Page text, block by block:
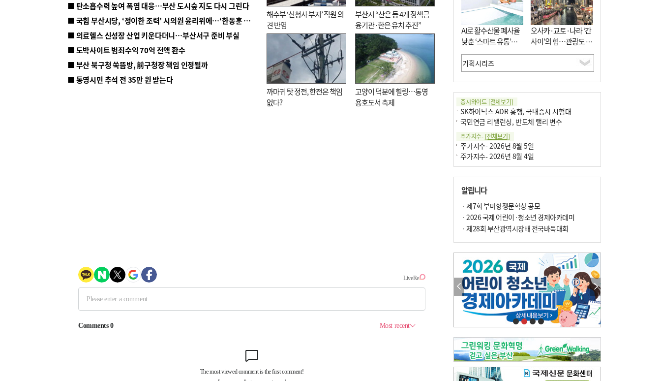
■ 탄소흡수력 높여 폭염 대응…부산 도시숲 지도 다시 그린다
■ 국힘 부산시당, ‘정이한 조력’ 시의원 윤리위에…‘한동훈 지지’도 신고접수
■ 의료헬스 신성장 산업 키운다더니…부산서구 준비 부실
■ 도박사이트 범죄수익 70억 전액 환수
■ 부산 북구청 쑥뜸방, 前구청장 책임 인정될까
■ 통영시민 추석 전 35만 원 받는다
해수부 ‘신청사 부지’ 직원 의
견 반영
부산시 “산은 등 4개 정책금
융기관·한은 유치 추진”
까마귀 탓 정전, 한전은 책임
없다?
고양이 덕분에 힐링…통영
용호도서 축제
AI로 활수산물 폐사율
낮춘 ‘스마트 유통’…
사막·산악지대 수출
도전
오사카·교토·나라 ‘간
사이’의 힘…관광도 뭉
쳐야 흥한다
증시와이드 [전체보기]
SK하이닉스 ADR 흥행, 국내증시 시험대
국민연금 리밸런싱, 반도체 랠리 변수
주가지수- [전체보기]
주가지수- 2026년 8월 5일
주가지수- 2026년 8월 4일
알립니다
· 제7회 부마항쟁문학상 공모
· 2026 국제 어린이·청소년 경제아카데미
· 제28회 부산광역시장배 전국바둑대회